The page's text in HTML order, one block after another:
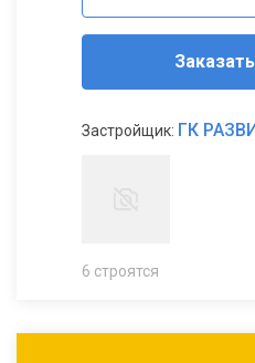
Застройщик: ГК
6 строятся